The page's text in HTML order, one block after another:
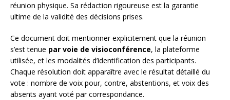
réunion physique. Sa rédaction rigoureuse est la garantie
ultime de la validité des décisions prises.
Ce document doit mentionner explicitement que la réunion
s’est tenue par voie de visioconférence, la plateforme
utilisée, et les modalités d’identification des participants.
Chaque résolution doit apparaître avec le résultat détaillé du
vote : nombre de voix pour, contre, abstentions, et voix des
absents ayant voté par correspondance.